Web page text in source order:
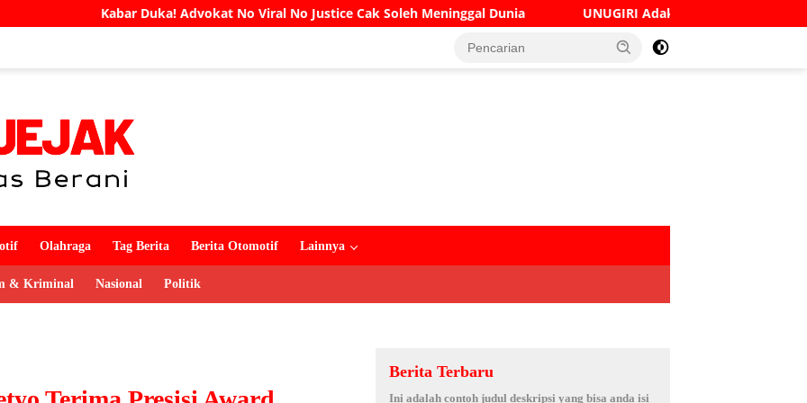
Advokat No Viral No Justice Cak Soleh Meninggal Dunia UNUGIRI Adakan Seminar Digital Marketing Guna
Olahraga Tag Berita Berita Otomotif Lainnya
& Kriminal Nasional Politik
Berita Terbaru
Ini adalah contoh judul deskripsi yang bisa anda isi